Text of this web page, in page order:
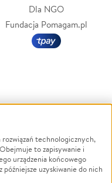
Dla NGO
Fundacja Pomagam.pl
Powódź
Wichura
NGO
technologicznych,
to zapisywanie i
urządzenia końcowego
uzyskiwanie do nich